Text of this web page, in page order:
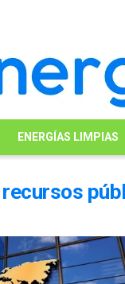
ENERGÍAS LIMPIAS
recursos